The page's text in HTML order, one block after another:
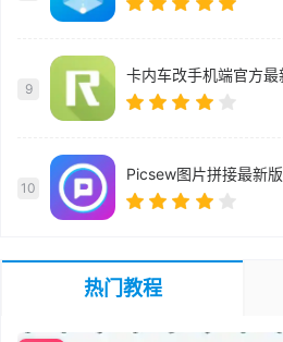
9
卡内车改手机端官方
10
Picsew图片拼接最新
热门教程